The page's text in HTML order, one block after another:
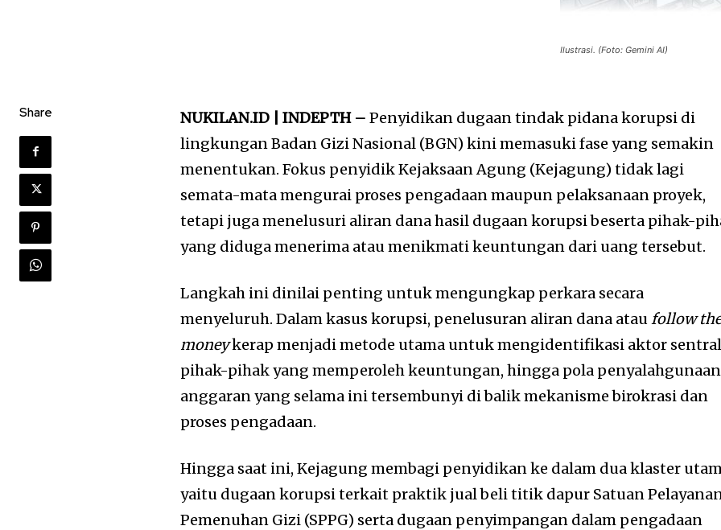
Ilustrasi. (Foto: Gemini AI)
Share NUKILAN.ID | INDEPTH – Penyidikan dugaan tindak pidana korupsi di
lingkungan Badan Gizi Nasional (BGN) kini memasuki fase yang semakin
menentukan. Fokus penyidik Kejaksaan Agung (Kejagung) tidak lagi
semata-mata mengurai proses pengadaan maupun pelaksanaan proyek,
tetapi juga menelusuri aliran dana hasil dugaan korupsi beserta pihak-
yang diduga menerima atau menikmati keuntungan dari uang tersebut.
Langkah ini dinilai penting untuk mengungkap perkara secara
menyeluruh. Dalam kasus korupsi, penelusuran aliran dana ataufollow
moneykerap menjadi metode utama untuk mengidentifikasi aktor
pihak-pihak yang memperoleh keuntungan, hingga pola penyalahgunaan
anggaran yang selama ini tersembunyi di balik mekanisme birokrasi dan
proses pengadaan.
Hingga saat ini, Kejagung membagi penyidikan ke dalam dua klaster
yaitu dugaan korupsi terkait praktik jual beli titik dapur Satuan
Pemenuhan Gizi (SPPG) serta dugaan penyimpangan dalam pengadaan